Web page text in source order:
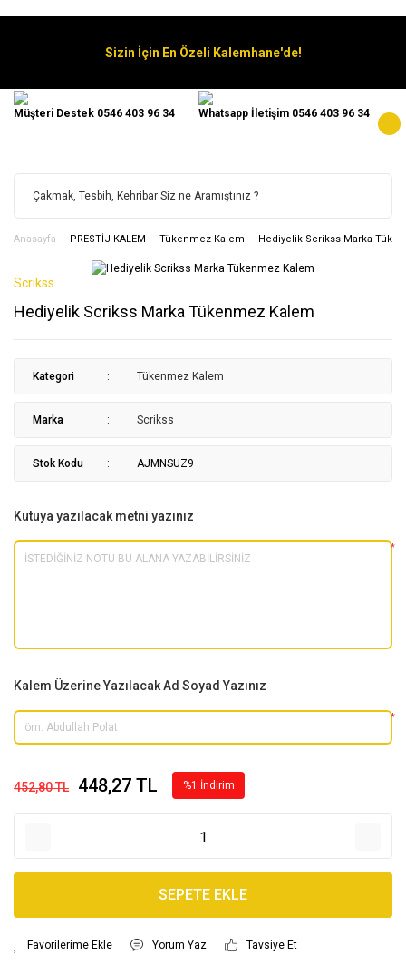
Sizin İçin En Özeli Kalemhane'de!
Müşteri Destek 0546 403 96 34 Whatsapp İletişim 0546 403 96 34
Anasayfa PRESTİJ KALEM Tükenmez Kalem Hediyelik Scrikss Marka
Scrikss
Hediyelik Scrikss Marka Tükenmez Kalem
Kategori Tükenmez Kalem
Marka Scrikss
Stok Kodu AJMNSUZ9
Kutuya yazılacak metni yazınız
*
Kalem Üzerine Yazılacak Ad Soyad Yazınız
*
452,80 TL 448,27 TL %1 İndirim
SEPETE EKLE
Yorum Yaz Tavsiye Et